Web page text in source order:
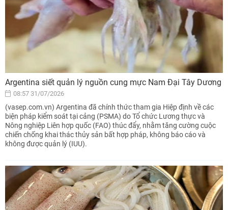
Argentina siết quản lý nguồn cung mực Nam Đại Tây Dương
08:57 31/07/2026
(vasep.com.vn) Argentina đã chính thức tham gia Hiệp định về các
biện pháp kiểm soát tại cảng (PSMA) do Tổ chức Lương thực và
Nông nghiệp Liên hợp quốc (FAO) thúc đẩy, nhằm tăng cường cuộc
chiến chống khai thác thủy sản bất hợp pháp, không báo cáo và
không được quản lý (IUU).